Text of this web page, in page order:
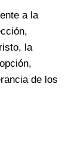
a la
la
de los